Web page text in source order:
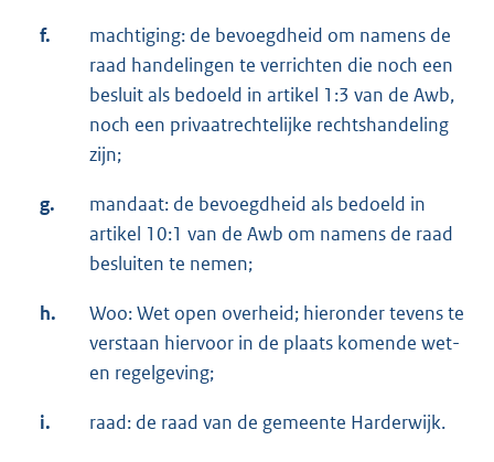
f.
machtiging: de bevoegdheid om namens de
raad handelingen te verrichten die noch een
besluit als bedoeld in artikel 1:3 van de Awb,
noch een privaatrechtelijke rechtshandeling
zijn;
g.
mandaat: de bevoegdheid als bedoeld in
artikel 10:1 van de Awb om namens de raad
besluiten te nemen;
h.
Woo: Wet open overheid; hieronder tevens te
verstaan hiervoor in de plaats komende wet-
en regelgeving;
i. raad: de raad van de gemeente Harderwijk.